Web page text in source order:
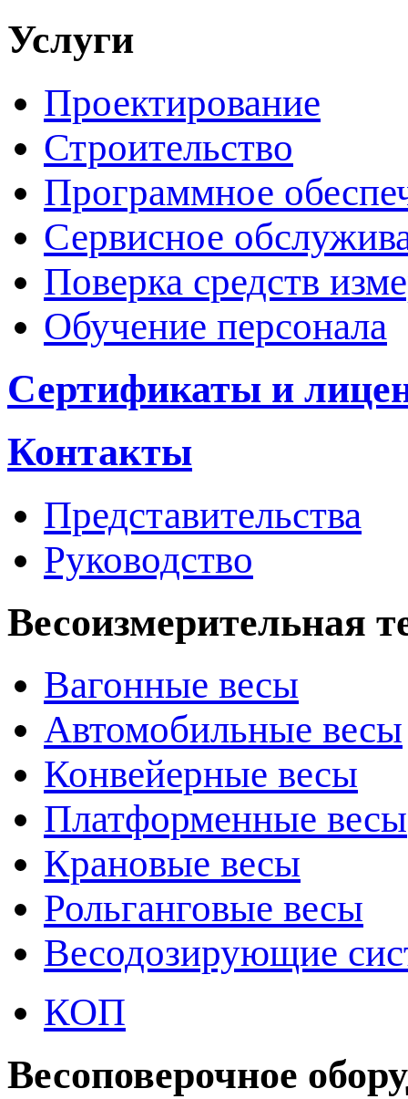
Услуги
Проектирование
Строительство
Программное
Сервисное
Поверка средств
Обучение персонала
Сертификаты и
Контакты
Представительства
Руководство
Весоизмерительная
Вагонные весы
Автомобильные весы
Конвейерные весы
Платформенные весы
Крановые весы
Рольганговые весы
Весодозирующие
КОП
Весоповерочное